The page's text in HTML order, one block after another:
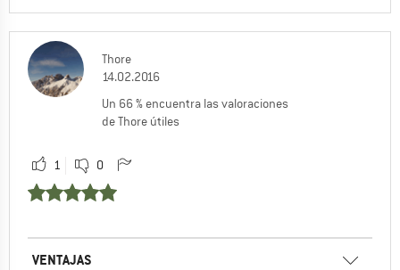
Thore
14.02.2016
Un 66 % encuentra las valoraciones
de Thore útiles
1 0
VENTAJAS